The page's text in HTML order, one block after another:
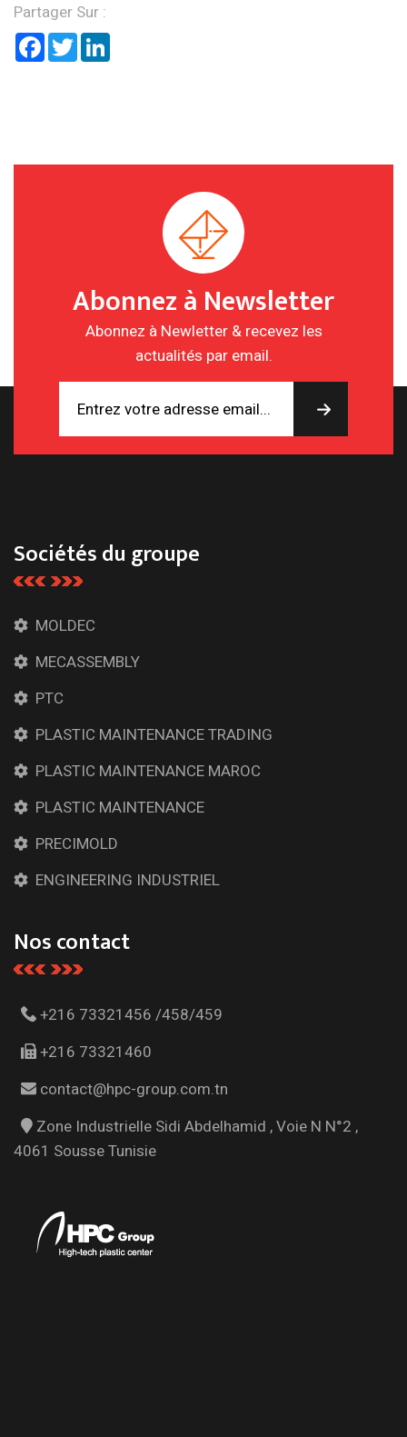
Partager Sur :
Facebook
Twitter
Abonnez à Newsletter
Abonnez à Newletter & recevez les
actualités par email.
Sociétés du groupe
MOLDEC
MECASSEMBLY
PTC
PLASTIC MAINTENANCE TRADING
PLASTIC MAINTENANCE MAROC
PLASTIC MAINTENANCE
PRECIMOLD
ENGINEERING INDUSTRIEL
Nos contact
+216 73321456 /458/459
+216 73321460
contact@hpc-group.com.tn
Zone Industrielle Sidi Abdelhamid , Voie N N°2 ,
4061 Sousse Tunisie